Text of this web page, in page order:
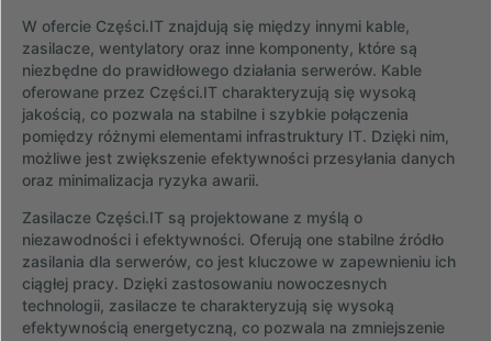
W ofercie Części.IT znajdują się między innymi kable,
zasilacze, wentylatory oraz inne komponenty, które są
niezbędne do prawidłowego działania serwerów. Kable
oferowane przez Części.IT charakteryzują się wysoką
jakością, co pozwala na stabilne i szybkie połączenia
pomiędzy różnymi elementami infrastruktury IT. Dzięki nim,
możliwe jest zwiększenie efektywności przesyłania danych
oraz minimalizacja ryzyka awarii.
Zasilacze Części.IT są projektowane z myślą o
niezawodności i efektywności. Oferują one stabilne źródło
zasilania dla serwerów, co jest kluczowe w zapewnieniu ich
ciągłej pracy. Dzięki zastosowaniu nowoczesnych
technologii, zasilacze te charakteryzują się wysoką
efektywnością energetyczną, co pozwala na zmniejszenie